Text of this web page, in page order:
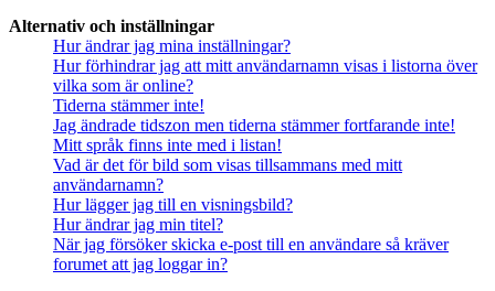
Alternativ och inställningar
Hur ändrar jag mina inställningar?
Hur förhindrar jag att mitt användarnamn visas i listorna över
vilka som är online?
Tiderna stämmer inte!
Jag ändrade tidszon men tiderna stämmer fortfarande inte!
Mitt språk finns inte med i listan!
Vad är det för bild som visas tillsammans med mitt
användarnamn?
Hur lägger jag till en visningsbild?
Hur ändrar jag min titel?
När jag försöker skicka e-post till en användare så kräver
forumet att jag loggar in?